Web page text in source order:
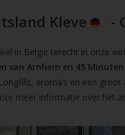
Kleve -
in Belgie terecht in onze
van Arnhem en 45
aroma’s en een
meer informatie over het